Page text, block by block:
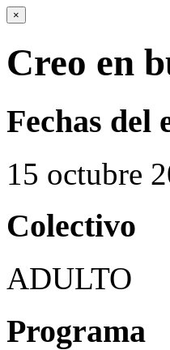
×
Creo en
Fechas del
15 octubre
Colectivo
ADULTO
Programa